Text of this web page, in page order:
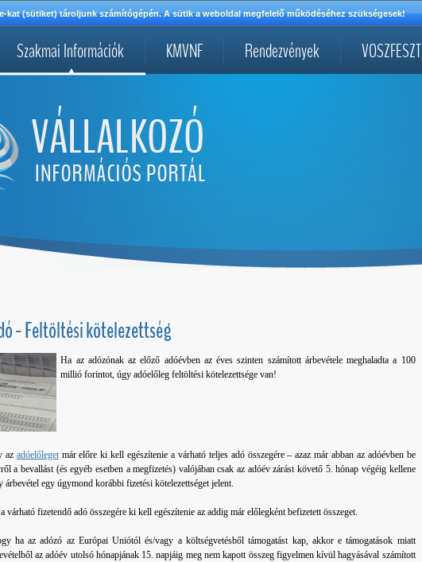
kat (sütiket) tároljunk számítógépén. A sütik a weboldal megfelelő működéséhez szükségesek!
Szakmai Információk KMVNF Rendezvények VOSZFESZT
- Feltöltési kötelezettség
Ha az adózónak az előző adóévben az éves szinten számított árbevétele meghaladta a 100
millió forintot, úgy adóelőleg feltöltési kötelezettsége van!
az adóelőlegetmár előre ki kell egészítenie a várható teljes adó összegére – azaz már abban az adóévben be
a bevallást (és egyéb esetben a megfizetés) valójában csak az adóév zárást követő 5. hónap végéig kellene
árbevétel egy úgymond korábbi fizetési kötelezettséget jelent.
várható fizetendő adó összegére ki kell egészítenie az addig már előlegként befizetett összeget.
ha az adózó az Európai Uniótól és/vagy a költségvetésből támogatást kap, akkor e támogatások miatt
az adóév utolsó hónapjának 15. napjáig meg nem kapott összeg figyelmen kívül hagyásával számított